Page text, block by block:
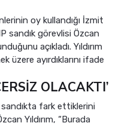
oy kullandığı İzmit
sandık görevlisi Özcan
açıkladı. Yıldırım
üzere ayırdıklarını ifade
OLACAKTI’
sandıkta fark ettiklerini
Yıldırım, “Burada